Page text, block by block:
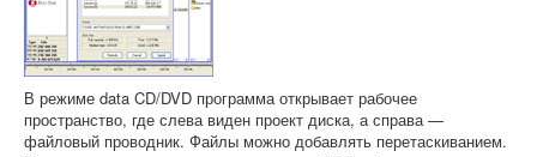
В режиме data CD/DVD программа открывает рабочее
пространство, где слева виден проект диска, а справа —
файловый проводник. Файлы можно добавлять перетаскиванием.